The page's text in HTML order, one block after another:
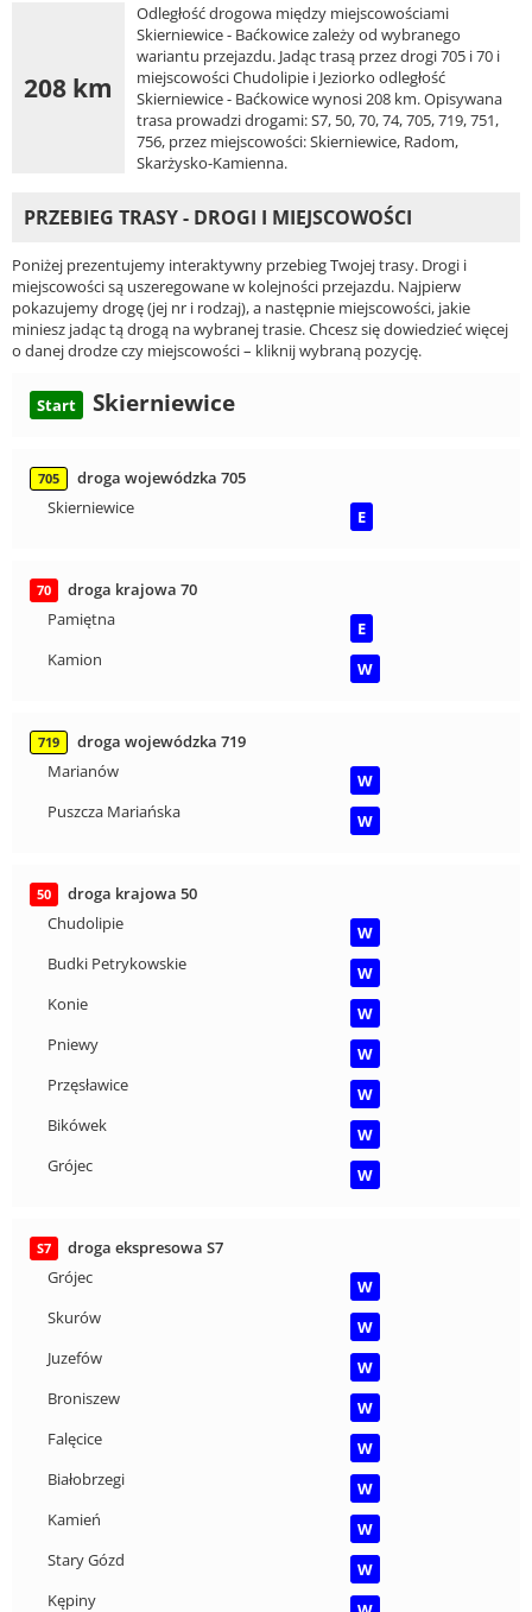
208 km
Odległość drogowa między miejscowościami
Skierniewice - Baćkowice zależy od wybranego
wariantu przejazdu. Jadąc trasą przez drogi 705 i 70 i
miejscowości Chudolipie i Jeziorko odległość
Skierniewice - Baćkowice wynosi 208 km. Opisywana
trasa prowadzi drogami: S7, 50, 70, 74, 705, 719, 751,
756, przez miejscowości: Skierniewice, Radom,
Skarżysko-Kamienna.
PRZEBIEG TRASY - DROGI I MIEJSCOWOŚCI
Poniżej prezentujemy interaktywny przebieg Twojej trasy. Drogi i
miejscowości są uszeregowane w kolejności przejazdu. Najpierw
pokazujemy drogę (jej nr i rodzaj), a następnie miejscowości, jakie
miniesz jadąc tą drogą na wybranej trasie. Chcesz się dowiedzieć więcej
o danej drodze czy miejscowości – kliknij wybraną pozycję.
Start Skierniewice
705
droga wojewódzka 705
Skierniewice
E
70
droga krajowa 70
Pamiętna
E
Kamion
W
719
droga wojewódzka 719
Marianów
W
Puszcza Mariańska
W
50
droga krajowa 50
Chudolipie
W
Budki Petrykowskie
W
Konie
W
Pniewy
W
Przęsławice
W
Bikówek
W
Grójec
W
S7
droga ekspresowa S7
Grójec
W
Skurów
W
Juzefów
W
Broniszew
W
Falęcice
W
Białobrzegi
W
Kamień
W
Stary Gózd
W
Kępiny